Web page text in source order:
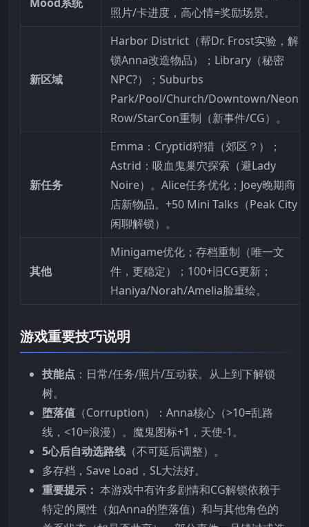
照片/卡进度，高心情=奖励场景。
新区域
Harbor District（帮Dr. Frost实验，解
锁Anna改造物品）；Library（秘密
NPC?）；Suburbs
Park/Pool/Church/Downtown/Neon
Row/StarCon重制（新事件/CG）。
新任务
Emma：Cryptid狩猎（郊区？）；
Astrid：吸血鬼巢穴探索（避Lady
Noire）。Alice任务优化；Joey晚期商
店新物品。+50 Mini Talks（Peak City
闲聊解锁）。
其他
Minigame优化；存档重制（唯一文
件，更稳定）；100+旧CG更新；
Haniya/Norah/Amelia脸重绘。
游戏重要技巧说明
技能点 ：日常/任务/照片/互动获。从上到下解锁
树。
堕落值 （Corruption）：Anna核心（>10=乱路
线，<10=浪漫）。魔鬼图标+1，天使-1。
5心后自动选路线 （不可延后调整）。
多存档，Save Load，SL大法好。
重要提示： 本游戏中有许多剧情和CG解锁依赖于
特定的属性（如Anna的堕落值）和与其他角色的